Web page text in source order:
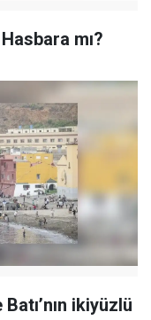
mı?
ikiyüzlü